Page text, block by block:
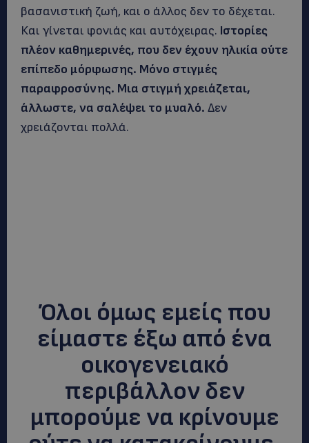
βασανιστική ζωή, και ο άλλος δεν το δέχεται.
Και γίνεται φονιάς και αυτόχειρας. Ιστορίες
πλέον καθημερινές, που δεν έχουν ηλικία ούτε
επίπεδο μόρφωσης. Μόνο στιγμές
παραφροσύνης. Μια στιγμή χρειάζεται,
άλλωστε, να σαλέψει το μυαλό. Δεν
χρειάζονται πολλά.
Όλοι όμως εμείς που
είμαστε έξω από ένα
οικογενειακό
περιβάλλον δεν
μπορούμε να κρίνουμε